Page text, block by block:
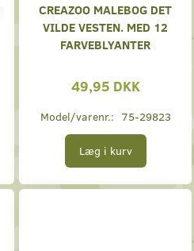
CREAZOO MALEBOG DET
VILDE VESTEN. MED 12
FARVEBLYANTER
49,95 DKK
Model/varenr.: 75-29823
Læg i kurv